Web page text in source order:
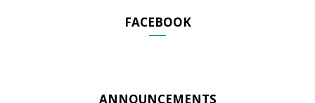
FACEBOOK
ANNOUNCEMENTS